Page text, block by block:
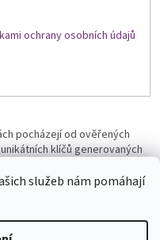
služeb nám pomáhají
ochrany osobních údajů
pocházejí od ověřených
klíčů generovaných